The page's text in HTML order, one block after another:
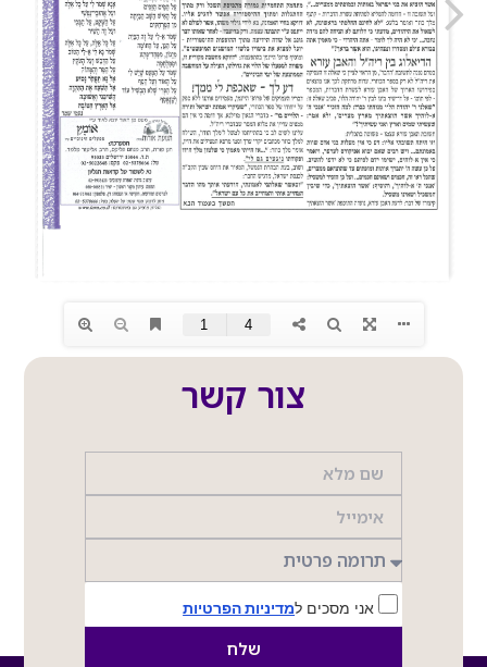
צור קשר
אני מסכים למדיניות הפרטיות
שלח